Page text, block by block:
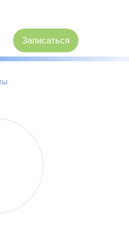
Записаться